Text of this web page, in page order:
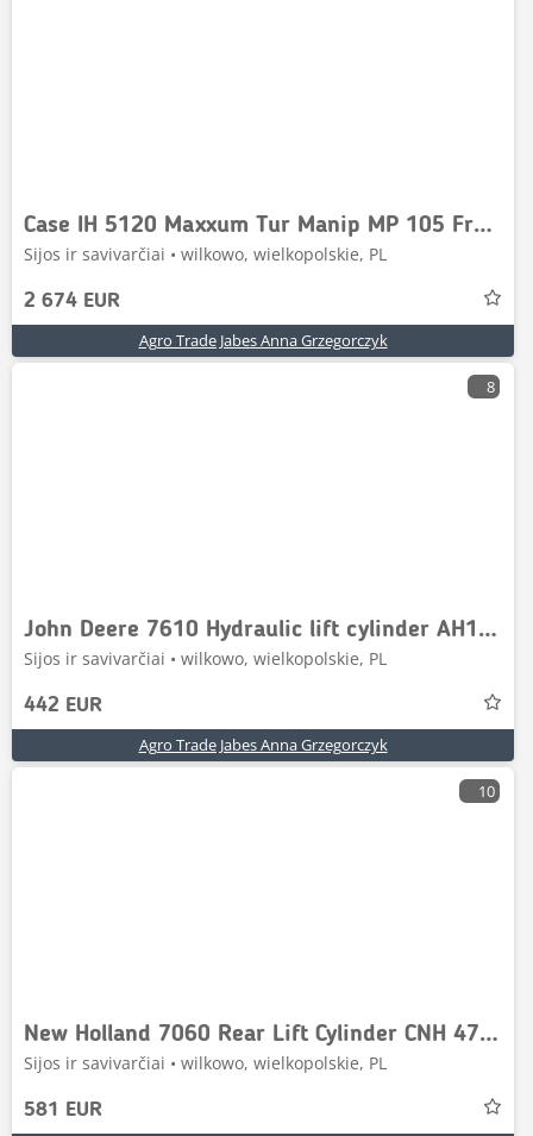
Case IH 5120 Maxxum Tur Manip MP 105 Front Loader
Sijos ir savivarčiai • wilkowo, wielkopolskie, PL
2 674 EUR
Agro Trade Jabes Anna Grzegorczyk
8
John Deere 7610 Hydraulic lift cylinder AH144386
Sijos ir savivarčiai • wilkowo, wielkopolskie, PL
442 EUR
Agro Trade Jabes Anna Grzegorczyk
10
New Holland 7060 Rear Lift Cylinder CNH 47130987
Sijos ir savivarčiai • wilkowo, wielkopolskie, PL
581 EUR